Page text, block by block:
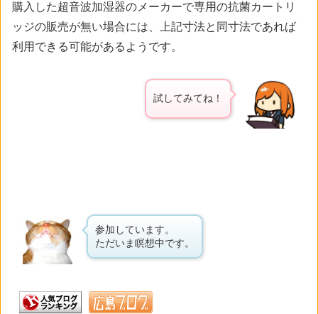
購入した超音波加湿器のメーカーで専用の抗菌カートリ
ッジの販売が無い場合には、上記寸法と同寸法であれば
利用できる可能があるようです。
試してみてね！
参加しています。
ただいま瞑想中です。